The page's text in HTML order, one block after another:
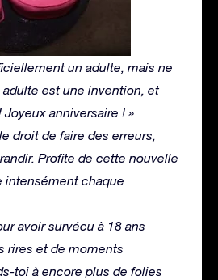
un adulte, mais ne
adulte est une invention, et
Joyeux anniversaire ! »
droit de faire des erreurs,
Profite de cette nouvelle
intensément chaque
avoir survécu à 18 ans
rires et de moments
toi à encore plus de folies